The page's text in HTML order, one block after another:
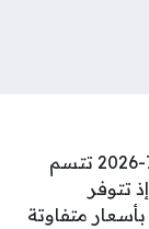
أسعار الأسماك بمطروح اليوم الأربعاء 8-7-2026 تتسم
تتوفر
متفاوتة